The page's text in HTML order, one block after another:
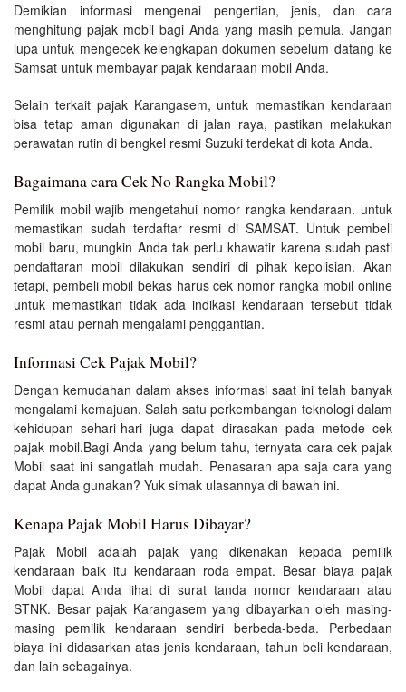
Demikian informasi mengenai pengertian, jenis, dan cara
menghitung pajak mobil bagi Anda yang masih pemula. Jangan
lupa untuk mengecek kelengkapan dokumen sebelum datang ke
Samsat untuk membayar pajak kendaraan mobil Anda.
Selain terkait pajak Karangasem, untuk memastikan kendaraan
bisa tetap aman digunakan di jalan raya, pastikan melakukan
perawatan rutin di bengkel resmi Suzuki terdekat di kota Anda.
Bagaimana cara Cek No Rangka Mobil?
Pemilik mobil wajib mengetahui nomor rangka kendaraan. untuk
memastikan sudah terdaftar resmi di SAMSAT. Untuk pembeli
mobil baru, mungkin Anda tak perlu khawatir karena sudah pasti
pendaftaran mobil dilakukan sendiri di pihak kepolisian. Akan
tetapi, pembeli mobil bekas harus cek nomor rangka mobil online
untuk memastikan tidak ada indikasi kendaraan tersebut tidak
resmi atau pernah mengalami penggantian.
Informasi Cek Pajak Mobil?
Dengan kemudahan dalam akses informasi saat ini telah banyak
mengalami kemajuan. Salah satu perkembangan teknologi dalam
kehidupan sehari-hari juga dapat dirasakan pada metode cek
pajak mobil.Bagi Anda yang belum tahu, ternyata cara cek pajak
Mobil saat ini sangatlah mudah. Penasaran apa saja cara yang
dapat Anda gunakan? Yuk simak ulasannya di bawah ini.
Kenapa Pajak Mobil Harus Dibayar?
Pajak Mobil adalah pajak yang dikenakan kepada pemilik
kendaraan baik itu kendaraan roda empat. Besar biaya pajak
Mobil dapat Anda lihat di surat tanda nomor kendaraan atau
STNK. Besar pajak Karangasem yang dibayarkan oleh masing-
masing pemilik kendaraan sendiri berbeda-beda. Perbedaan
biaya ini didasarkan atas jenis kendaraan, tahun beli kendaraan,
dan lain sebagainya.